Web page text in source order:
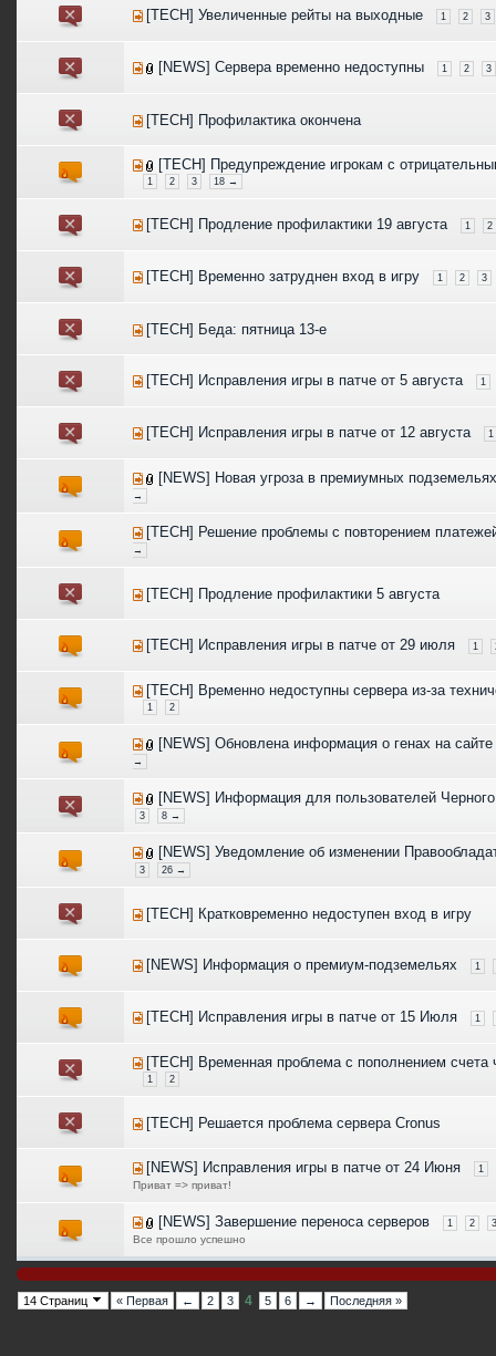
[TECH] Увеличенные рейты на выходные 1 2 3
[NEWS] Сервера временно недоступны 1 2 3
[TECH] Профилактика окончена
[TECH] Предупреждение игрокам с
1 2 3 18 →
[TECH] Продление профилактики 19 августа 1 2
[TECH] Временно затруднен вход в игру 1 2 3
[TECH] Беда: пятница 13-е
[TECH] Исправления игры в патче от 5 августа 1
[TECH] Исправления игры в патче от 12 августа 1
[NEWS] Новая угроза в премиумных подземельях
→
[TECH] Решение проблемы с повторением
→
[TECH] Продление профилактики 5 августа
[TECH] Исправления игры в патче от 29 июля 1
[TECH] Временно недоступны сервера из-за
1 2
[NEWS] Обновлена информация о генах на сайте
→
[NEWS] Информация для пользователей
3 8 →
[NEWS] Уведомление об изменении
3 26 →
[TECH] Кратковременно недоступен вход в игру
[NEWS] Информация о премиум-подземельях 1
[TECH] Исправления игры в патче от 15 Июля 1
[TECH] Временная проблема с пополнением счета
1 2
[TECH] Решается проблема сервера Cronus
[NEWS] Исправления игры в патче от 24 Июня 1
Приват => приват!
[NEWS] Завершение переноса серверов 1 2 3
Все прошло успешно
14 Страниц « Первая ← 2 3 4 5 6 → Последняя »